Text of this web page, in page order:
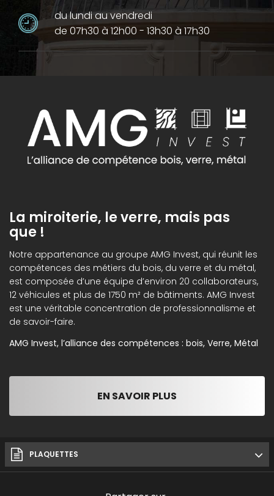
du lundi au vendredi
de 07h30 à 12h00 - 13h30 à 17h30
La miroiterie, le verre, mais pas
que !
Notre appartenance au groupe AMG Invest, qui réunit les
compétences des métiers du bois, du verre et du métal,
est composée d’une équipe d’environ 20 collaborateurs,
12 véhicules et plus de 1750 m² de bâtiments. AMG Invest
est une véritable concentration de professionnalisme et
de savoir-faire.
AMG Invest, l’alliance des compétences : bois, Verre, Métal
EN SAVOIR PLUS
PLAQUETTES